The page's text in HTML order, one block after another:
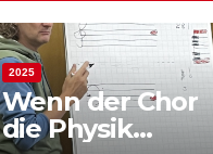
2025
Wenn der Chor
die Physik